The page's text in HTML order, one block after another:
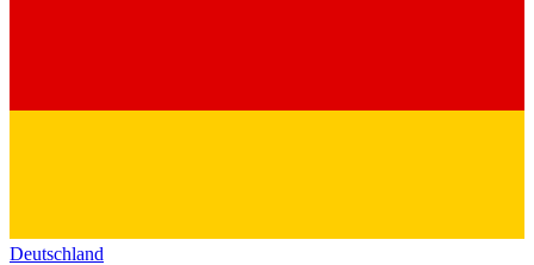
Deutschland